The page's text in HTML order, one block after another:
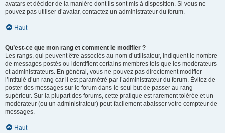
avatars et décider de la manière dont ils sont mis à disposition. Si vous ne
pouvez pas utiliser d’avatar, contactez un administrateur du forum.
Haut
Qu’est-ce que mon rang et comment le modifier ?
Les rangs, qui peuvent être associés au nom d’utilisateur, indiquent le nombre
de messages postés ou identifient certains membres tels que les modérateurs
et administrateurs. En général, vous ne pouvez pas directement modifier
l’intitulé d’un rang car il est paramétré par l’administrateur du forum. Évitez de
poster des messages sur le forum dans le seul but de passer au rang
supérieur. Sur la plupart des forums, cette pratique est rarement tolérée et un
modérateur (ou un administrateur) peut facilement abaisser votre compteur de
messages.
Haut